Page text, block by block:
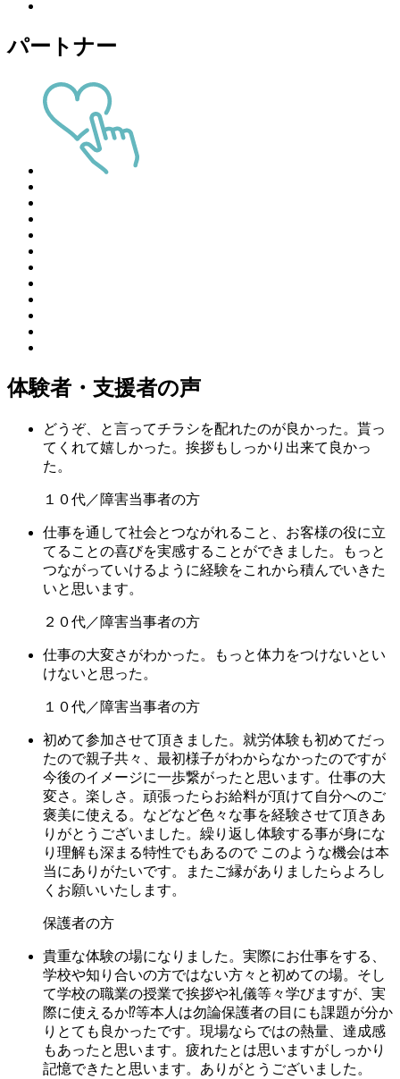
パートナー
体験者・支援者の声
どうぞ、と言ってチラシを配れたのが良かった。貰っ
てくれて嬉しかった。挨拶もしっかり出来て良かっ
た。
１０代／障害当事者の方
仕事を通して社会とつながれること、お客様の役に立
てることの喜びを実感することができました。もっと
つながっていけるように経験をこれから積んでいきた
いと思います。
２０代／障害当事者の方
仕事の大変さがわかった。もっと体力をつけないとい
けないと思った。
１０代／障害当事者の方
初めて参加させて頂きました。就労体験も初めてだっ
たので親子共々、最初様子がわからなかったのですが
今後のイメージに一歩繋がったと思います。仕事の大
変さ。楽しさ。頑張ったらお給料が頂けて自分へのご
褒美に使える。などなど色々な事を経験させて頂きあ
りがとうございました。繰り返し体験する事が身にな
り理解も深まる特性でもあるので このような機会は本
当にありがたいです。またご縁がありましたらよろし
くお願いいたします。
保護者の方
貴重な体験の場になりました。実際にお仕事をする、
学校や知り合いの方ではない方々と初めての場。そし
て学校の職業の授業で挨拶や礼儀等々学びますが、実
際に使えるか⁉️等本人は勿論保護者の目にも課題が分か
りとても良かったです。現場ならではの熱量、達成感
もあったと思います。疲れたとは思いますがしっかり
記憶できたと思います。ありがとうございました。